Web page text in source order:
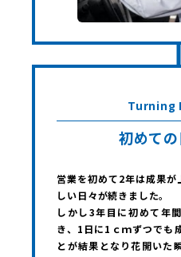
Turning
初めて
営業を初めて2年は成果
しい日々が続きました。
しかし3年目に初めて年
き、1日に1ｃｍずつでも
とが結果となり花開いた